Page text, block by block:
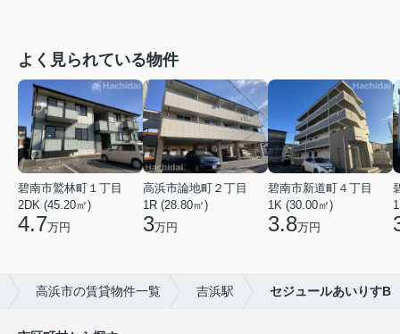
よく見られている物件
碧南市鷲林町１丁目
2DK (45.20㎡)
4.7万円
高浜市論地町２丁目
1R (28.80㎡)
3万円
碧南市新道町４丁目
1K (30.00㎡)
3.8万円
高浜市の賃貸物件一覧 吉浜駅 セジュールあいりすB